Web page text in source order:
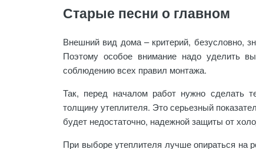
Старые песни о главном
Внешний вид дома – критерий, безусловно,
Поэтому особое внимание надо уделить
соблюдению всех правил монтажа.
Так, перед началом работ нужно сделать
толщину утеплителя. Это серьезный
будет недостаточно, надежной защиты от
При выборе утеплителя лучше опираться на